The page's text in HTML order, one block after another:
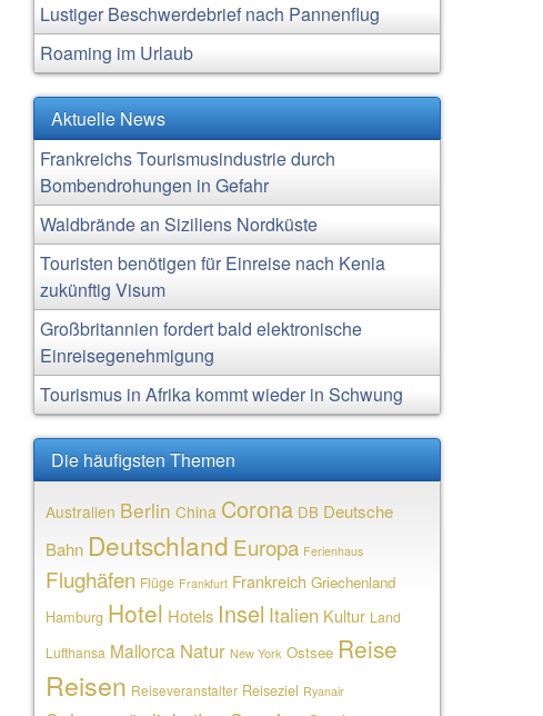
Lustiger Beschwerdebrief nach Pannenflug
Roaming im Urlaub
Aktuelle News
Frankreichs Tourismusindustrie durch
Bombendrohungen in Gefahr
Waldbrände an Siziliens Nordküste
Touristen benötigen für Einreise nach Kenia
zukünftig Visum
Großbritannien fordert bald elektronische
Einreisegenehmigung
Tourismus in Afrika kommt wieder in Schwung
Die häufigsten Themen
Australien Berlin China Corona DB Deutsche
Bahn Deutschland Europa Ferienhaus
Flughäfen Flüge Frankfurt Frankreich Griechenland
Hamburg Hotel Hotels Insel Italien Kultur Land
Lufthansa Mallorca Natur New York Ostsee Reise
Reisen Reiseveranstalter Reiseziel Ryanair